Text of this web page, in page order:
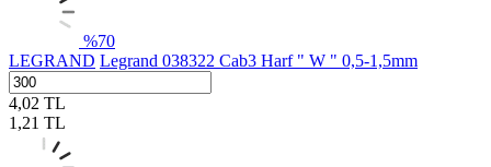
%70
LEGRAND Legrand 038322 Cab3 Harf " W " 0,5-1,5mm
4,02 TL
1,21 TL